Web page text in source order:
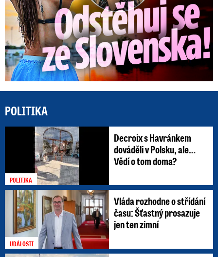
POLITIKA
POLITIKA
Decroix s Havránkem
dováděli v Polsku, ale…
Vědí o tom doma?
UDÁLOSTI
Vláda rozhodne o střídání
času: Šťastný prosazuje
jen ten zimní